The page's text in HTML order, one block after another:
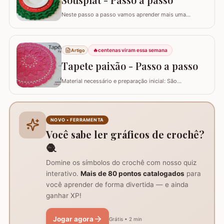
Neste passo a passo vamos aprender mais uma
acabamento remete imediatamente ao formato de
natal :)…
Artigo 🔥centenas viram essa semana
Tapete paixão - Passo a passo
Material necessário e preparação inicial: São
do trabalho e formação do centro do tapete: Comece
com um anel mágico ou uma argola de 10…
NOVO • FERRAMENTA
Você sabe ler gráficos de crochê?
🧶
Domine os símbolos do crochê com nosso quiz
interativo. Mais de 80 pontos catalogados para
você aprender de forma divertida — e ainda
ganhar XP!
Jogar agora Grátis • 2 min